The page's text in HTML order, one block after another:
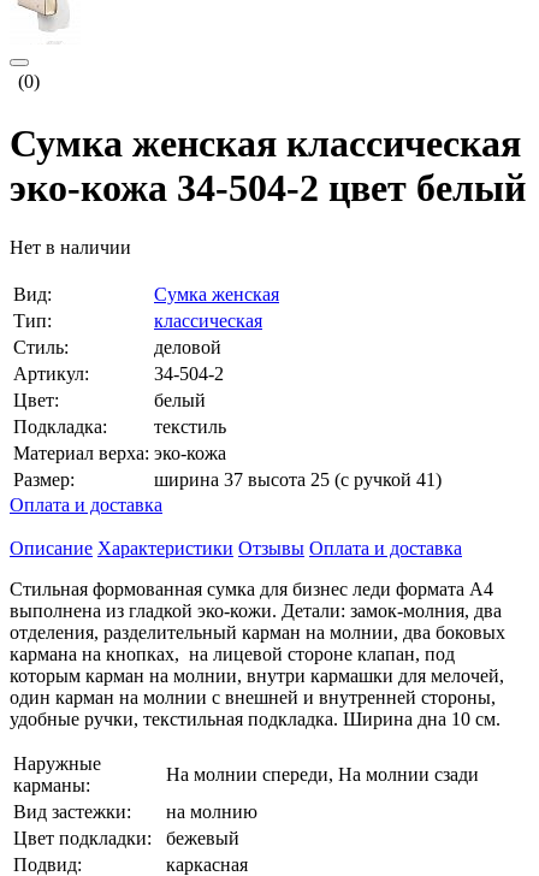
(0)
Сумка женская классическая
эко-кожа 34-504-2 цвет белый
Нет в наличии
Вид:
Сумка женская
Тип:
классическая
Стиль:
деловой
Артикул:
34-504-2
Цвет:
белый
Подкладка:
текстиль
Материал верха: эко-кожа
Размер:
ширина 37 высота 25 (с ручкой 41)
Оплата и доставка
Описание Характеристики Отзывы Оплата и доставка
Стильная формованная сумка для бизнес леди формата А4
выполнена из гладкой эко-кожи. Детали: замок-молния, два
отделения, разделительный карман на молнии, два боковых
кармана на кнопках, на лицевой стороне клапан, под
которым карман на молнии, внутри кармашки для мелочей,
один карман на молнии с внешней и внутренней стороны,
удобные ручки, текстильная подкладка. Ширина дна 10 см.
Наружные
карманы:
На молнии спереди, На молнии сзади
Вид застежки:
на молнию
Цвет подкладки:
бежевый
Подвид:
каркасная